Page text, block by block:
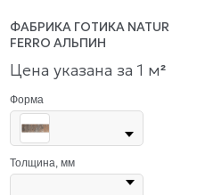
ФАБРИКА ГОТИКА NATUR
FERRO АЛЬПИН
Цена указана за 1 м²
Форма
Толщина, мм